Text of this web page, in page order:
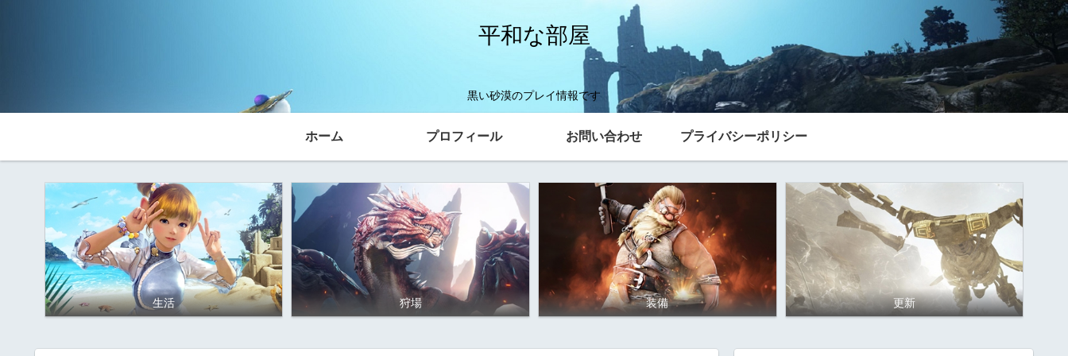
平和な部屋
黒い砂漠のプレイ情報です
ホーム プロフィール お問い合わせ プライバシーポリシー
生活 狩場 装備 更新